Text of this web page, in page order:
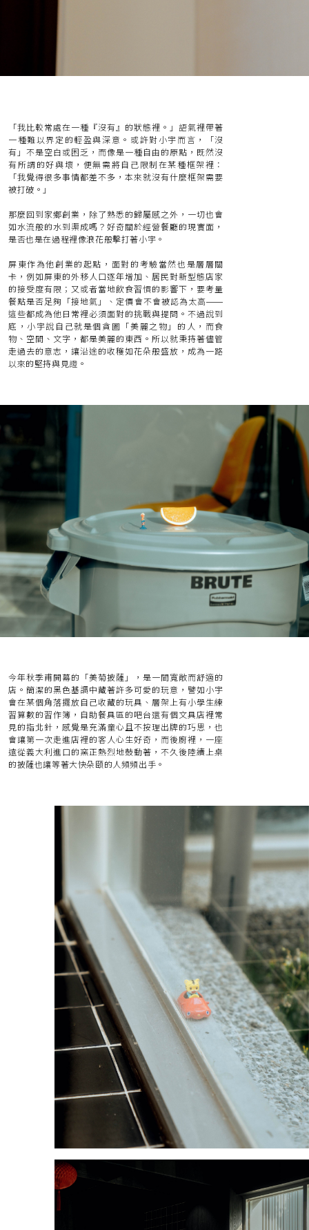
「我比較常處在一種『沒有』的狀態裡。」語氣裡帶著
一種難以界定的輕盈與深意。或許對小宇而言，「沒
有」不是空白或困乏，而像是一種自由的原點，既然沒
有所謂的好與壞，便無需將自己限制在某種框架裡：
「我覺得很多事情都差不多，本來就沒有什麼框架需要
被打破。」
那麼回到家鄉創業，除了熟悉的歸屬感之外，一切也會
如水流般的水到渠成嗎？好奇關於經營餐廳的現實面，
是否也是在過程裡像浪花般擊打著小宇。
屏東作為他創業的起點，面對的考驗當然也是層層關
卡，例如屏東的外移人口逐年增加、居民對新型態店家
的接受度有限；又或者當地飲食習慣的影響下，要考量
餐點是否足夠「接地氣」、定價會不會被認為太高——
這些都成為他日常裡必須面對的挑戰與提問。不過說到
底，小宇說自己就是個貪圖「美麗之物」的人，而食
物、空間、文字，都是美麗的東西。所以就秉持著儘管
走過去的意志，讓沿途的收穫如花朵般盛放，成為一路
以來的堅持與見證。
今年秋季甫開幕的「美菊披薩」，是一間寬敞而舒適的
店。簡潔的黑色基調中藏著許多可愛的玩意，譬如小宇
會在某個角落擺放自己收藏的玩具、層架上有小學生練
習算數的習作簿，自助餐具區的吧台還有個文具店裡常
見的指北針，感覺是充滿童心且不按理出牌的巧思，也
會讓第一次走進店裡的客人心生好奇，而後廚裡，一座
遠從義大利進口的窯正熱烈地鼓動著，不久後陸續上桌
的披薩也讓等著大快朵頤的人頻頻出手。